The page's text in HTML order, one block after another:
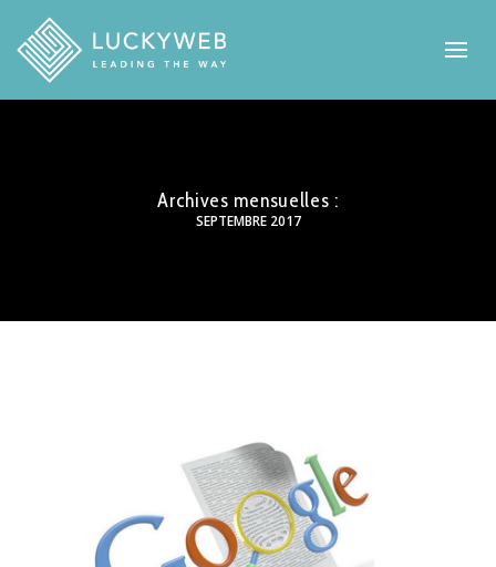
Archives mensuelles :
SEPTEMBRE 2017